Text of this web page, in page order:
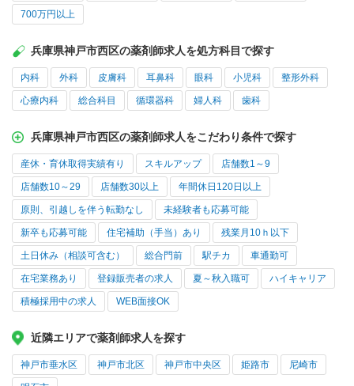
700万円以上
兵庫県神戸市西区の薬剤師求人を処方科目で探す
内科 外科 皮膚科 耳鼻科 眼科 小児科 整形外科
心療内科 総合科目 循環器科 婦人科 歯科
兵庫県神戸市西区の薬剤師求人をこだわり条件で探す
産休・育休取得実績有り スキルアップ 店舗数1～9
店舗数10～29 店舗数30以上 年間休日120日以上
原則、引越しを伴う転勤なし 未経験者も応募可能
新卒も応募可能 住宅補助（手当）あり 残業月10ｈ以下
土日休み（相談可含む） 総合門前 駅チカ 車通勤可
在宅業務あり 登録販売者の求人 夏～秋入職可 ハイキャリア
積極採用中の求人 WEB面接OK
近隣エリアで薬剤師求人を探す
神戸市垂水区 神戸市北区 神戸市中央区 姫路市 尼崎市